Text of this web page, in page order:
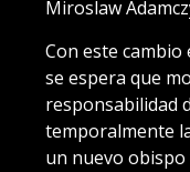
Miroslaw
Con este cambio
se espera que
responsabilidad
temporalmente
un nuevo